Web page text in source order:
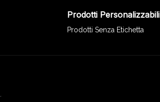
Prodotti Personalizzabili
Prodotti Senza Etichetta